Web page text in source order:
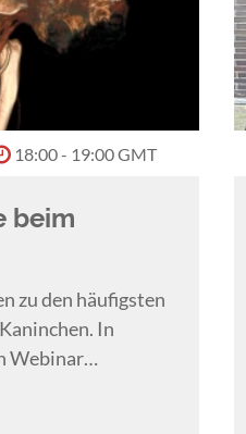
18:00 - 19:00 GMT
beim
zu den häufigsten
In
Webinar